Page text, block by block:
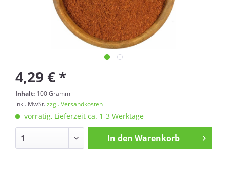
4,29 € *
Inhalt: 100 Gramm
inkl. MwSt.zzgl. Versandkosten
vorrätig, Lieferzeit ca. 1-3 Werktage
In den Warenkorb